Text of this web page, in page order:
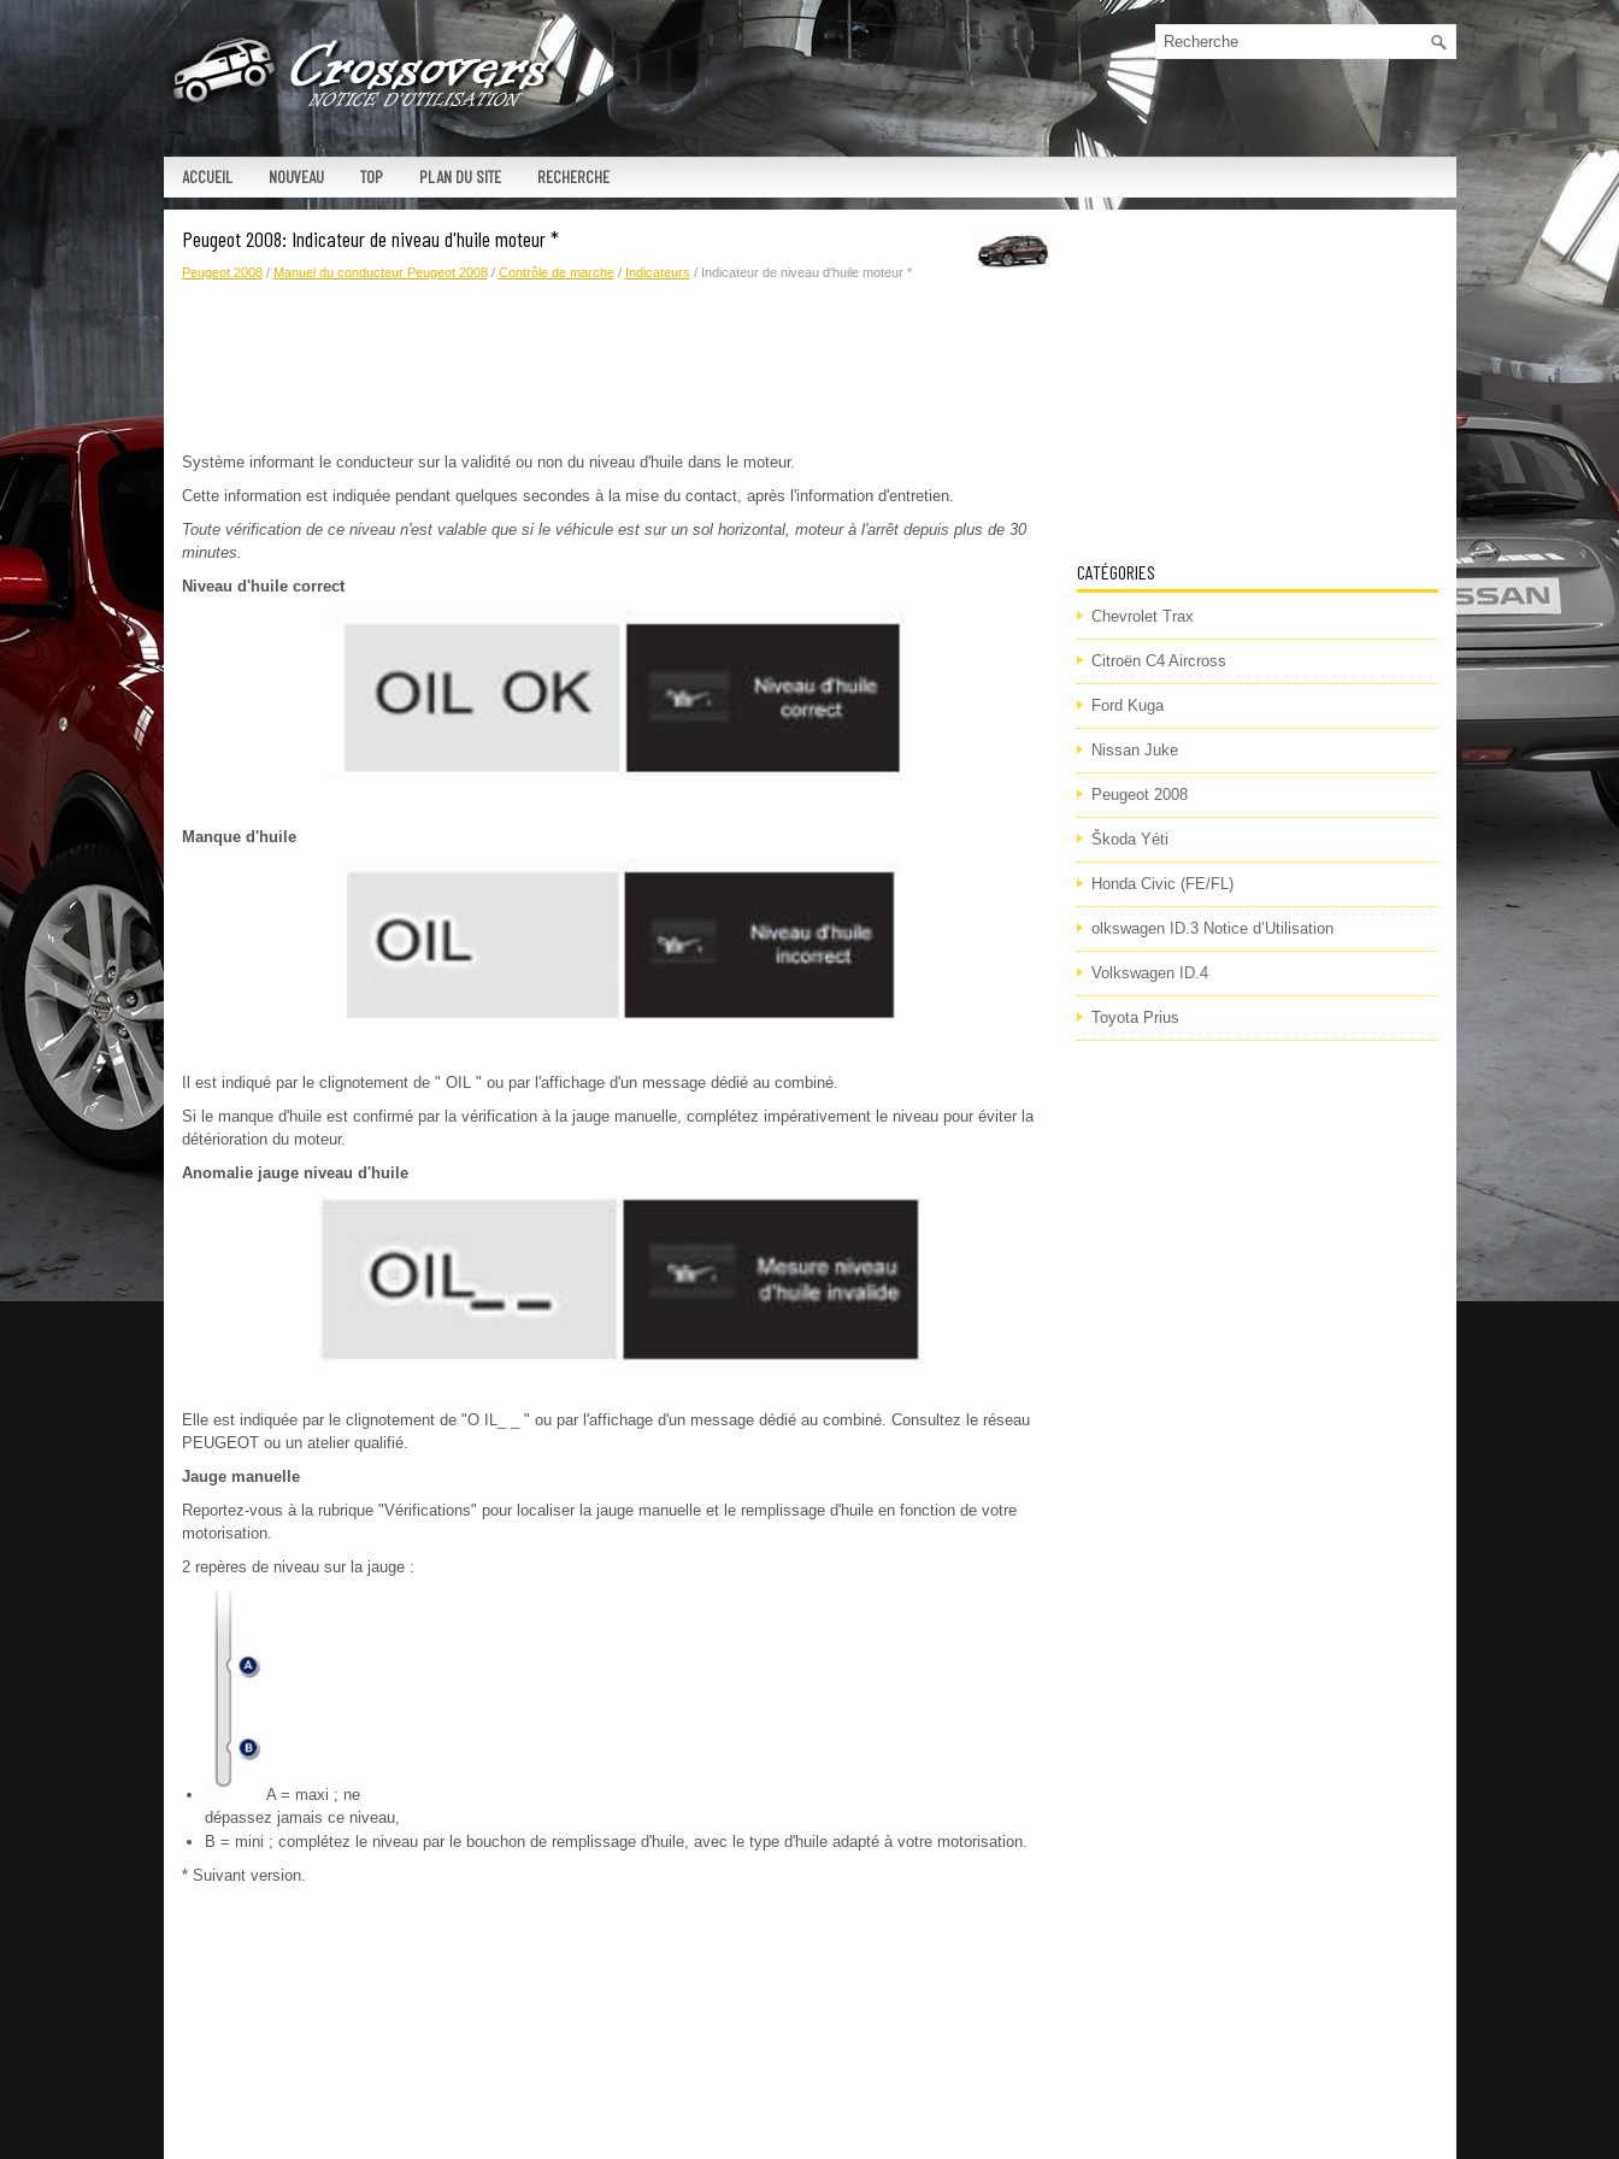
ACCUEIL NOUVEAU TOP PLAN DU SITE RECHERCHE
Peugeot 2008: Indicateur de niveau d'huile moteur *
Peugeot 2008/ Manuel du conducteur Peugeot 2008/ Contrôle de marche/ Indicateurs / Indicateur de niveau d'huile moteur *
Système informant le conducteur sur la validité ou non du niveau d'huile dans le moteur.
Cette information est indiquée pendant quelques secondes à la mise du contact, après l'information d'entretien.
Toute vérification de ce niveau n'est valable que si le véhicule est sur un sol horizontal, moteur à l'arrêt depuis plus de 30
minutes.
Niveau d'huile correct
Manque d'huile
Il est indiqué par le clignotement de " OIL " ou par l'affichage d'un message dédié au combiné.
Si le manque d'huile est confirmé par la vérification à la jauge manuelle, complétez impérativement le niveau pour éviter la
détérioration du moteur.
Anomalie jauge niveau d'huile
Elle est indiquée par le clignotement de "O IL_ _ " ou par l'affichage d'un message dédié au combiné. Consultez le réseau
PEUGEOT ou un atelier qualifié.
Jauge manuelle
Reportez-vous à la rubrique "Vérifications" pour localiser la jauge manuelle et le remplissage d'huile en fonction de votre
motorisation.
2 repères de niveau sur la jauge :
A = maxi ; ne
dépassez jamais ce niveau,
B = mini ; complétez le niveau par le bouchon de remplissage d'huile, avec le type d'huile adapté à votre motorisation.
* Suivant version.
CATÉGORIES
Chevrolet Trax
Citroën C4 Aircross
Ford Kuga
Nissan Juke
Peugeot 2008
Škoda Yéti
Honda Civic (FE/FL)
olkswagen ID.3 Notice d’Utilisation
Volkswagen ID.4
Toyota Prius